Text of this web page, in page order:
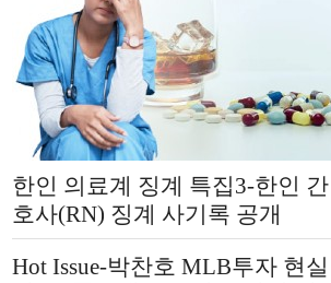
한인 의료계 징계 특집3-한인 간
호사(RN) 징계 사기록 공개
Hot Issue-박찬호 MLB투자 현실